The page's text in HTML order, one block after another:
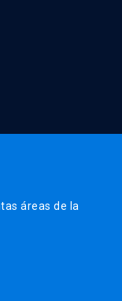
áreas de la